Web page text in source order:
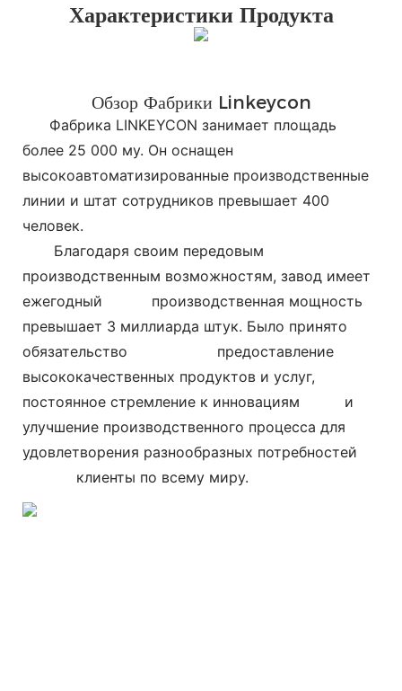
Характеристики Продукта
Обзор Фабрики Linkeycon
Фабрика LINKEYCON занимает площадь
более 25 000 му. Он оснащен
высокоавтоматизированные производственные
линии и штат сотрудников превышает 400
человек.
Благодаря своим передовым
производственным возможностям, завод имеет
ежегодный
производственная мощность
превышает 3 миллиарда штук. Было принято
обязательство
предоставление
высококачественных продуктов и услуг,
постоянное стремление к инновациям и
улучшение производственного процесса для
удовлетворения разнообразных потребностей
клиенты по всему миру.